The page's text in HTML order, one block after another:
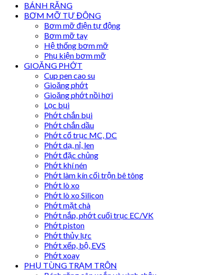
BÁNH RĂNG
BƠM MỠ TỰ ĐỘNG
Bơm mỡ điện tự động
Bơm mỡ tay
Hệ thống bơm mỡ
Phụ kiện bơm mỡ
GIOĂNG PHỚT
Cup pen cao su
Gioăng phớt
Gioăng phớt nồi hơi
Lọc bụi
Phớt chắn bụi
Phớt chắn dầu
Phớt cổ trục MC, DC
Phớt dạ, nỉ, len
Phớt đặc chủng
Phớt khí nén
Phớt làm kín cối trộn bê tông
Phớt lò xo
Phớt lò xo Silicon
Phớt mặt chà
Phớt nắp, phớt cuối trục EC/VK
Phớt piston
Phớt thủy lực
Phớt xếp, bộ, EVS
Phớt xoay
PHỤ TÙNG TRẠM TRỘN